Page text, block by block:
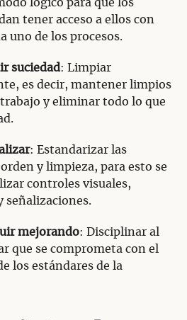
lógico para que los
tener acceso a ellos con
uno de los procesos.
suciedad: Limpiar
es decir, mantener limpios
trabajo y eliminar todo lo que
: Estandarizar las
y limpieza, para esto se
controles visuales,
señalizaciones.
mejorando: Disciplinar al
que se comprometa con el
los estándares de la